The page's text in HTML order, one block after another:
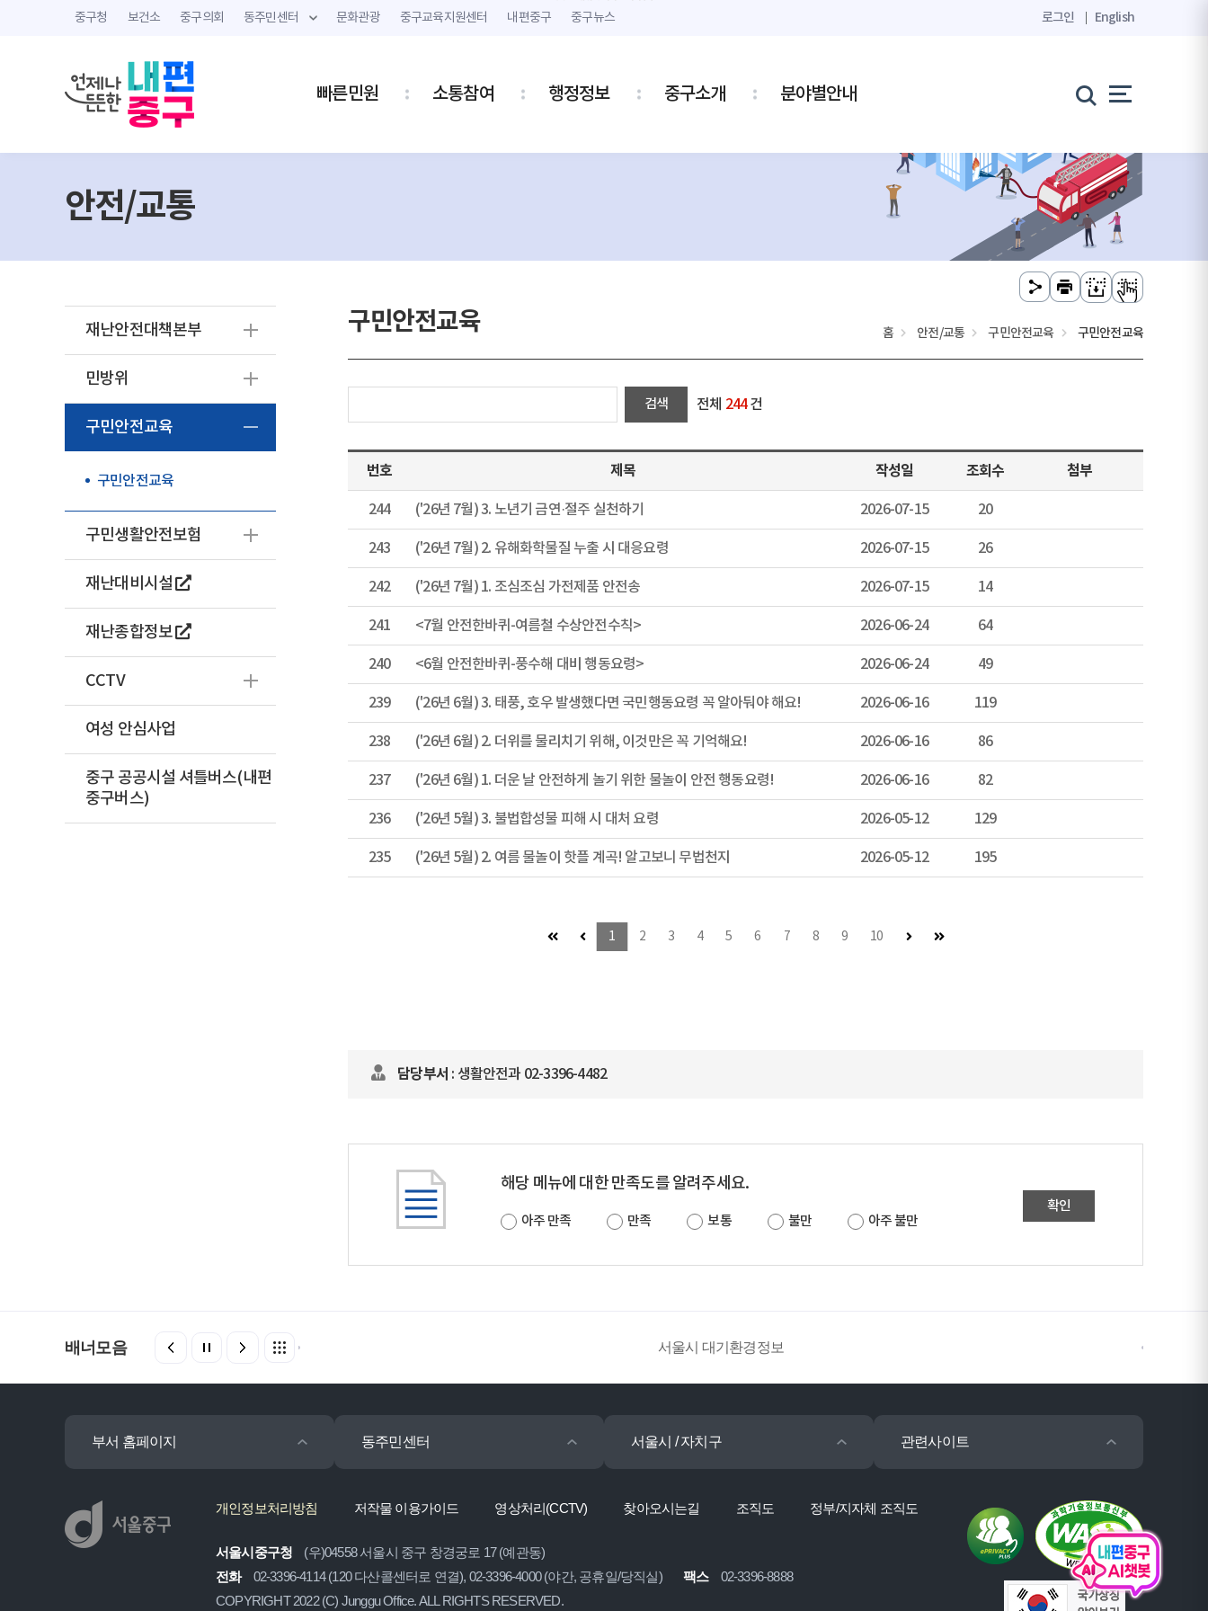
중구청 보건소 중구의회 동주민센터 문화관광 중구교육지원센터 내편중구 중구뉴스 로그인 English
빠른민원 소통참여 행정정보 중구소개 분야별안내
안전/교통
재난안전대책본부
민방위
구민안전교육
구민안전교육
구민생활안전보험
재난대비시설
재난종합정보
CCTV
여성 안심사업
중구 공공시설 셔틀버스(내편
중구버스)
구민안전교육 홈 안전/교통 구민안전교육 구민안전교육
전체 244 건
번호 제목 작성일 조회수 첨부
244 ('26년 7월) 3. 노년기 금연·절주 실천하기 2026-07-15 20
243 ('26년 7월) 2. 유해화학물질 누출 시 대응요령 2026-07-15 26
242 ('26년 7월) 1. 조심조심 가전제품 안전송 2026-07-15 14
241 <7월 안전한바퀴-여름철 수상안전수칙> 2026-06-24 64
240 <6월 안전한바퀴-풍수해 대비 행동요령> 2026-06-24 49
239 ('26년 6월) 3. 태풍, 호우 발생했다면 국민행동요령 꼭 알아둬야 해요! 2026-06-16 119
238 ('26년 6월) 2. 더위를 물리치기 위해, 이것만은 꼭 기억해요! 2026-06-16 86
237 ('26년 6월) 1. 더운 날 안전하게 놀기 위한 물놀이 안전 행동요령! 2026-06-16 82
236 ('26년 5월) 3. 불법합성물 피해 시 대처 요령 2026-05-12 129
235 ('26년 5월) 2. 여름 물놀이 핫플 계곡! 알고보니 무법천지 2026-05-12 195
첫 페이지 (이동불가)
이전 페이지 (이동불가)
1 2 3 4 5 6 7 8 9 10 다음 페이지마지막 페이지
담당부서 : 생활안전과 02-3396-4482
해당 메뉴에 대한 만족도를 알려주세요.
아주 만족 만족 보통 불만 아주 불만
확인
배너모음 서울시 대기환경정보
부서 홈페이지 동주민센터 서울시 / 자치구 관련사이트
개인정보처리방침 저작물 이용가이드 영상처리(CCTV) 찾아오시는길 조직도 정부/지자체 조직도
서울시중구청
(우)04558 서울시 중구 창경궁로 17 (예관동)
전화
02-3396-4114 (120 다산콜센터로 연결), 02-3396-4000 (야간, 공휴일/당직실) 팩스
02-3396-8888
COPYRIGHT 2022 (C) Junggu Office. ALL RIGHTS RESERVED.